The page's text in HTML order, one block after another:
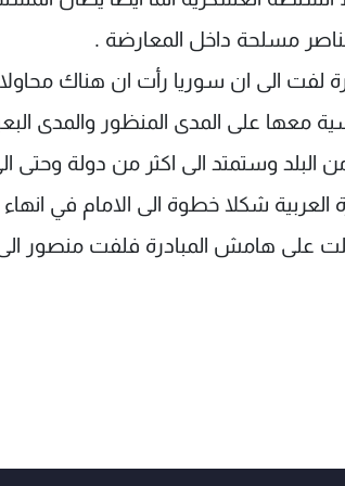
مسلحة داخل المعارضة .
لفت الى ان سوريا رأت ان هناك
معها على المدى المنظور والمدى
البلد وستمتد الى اكثر من دولة وحتى
العربية شكلا خطوة الى الامام في انهاء
على هامش المبادرة فلفت منصور